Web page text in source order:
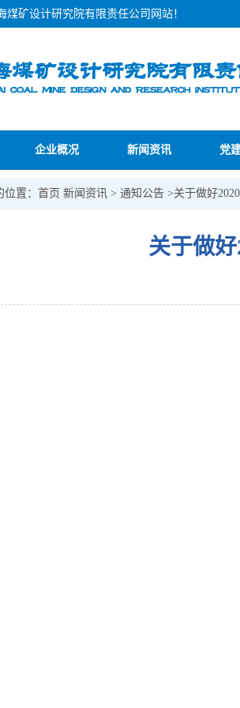
煤矿设计研究院有限责任公司网站！
企业概况 新闻资讯 党
置： 首页 新闻资讯 > 通知公告 >关于做好
关于做